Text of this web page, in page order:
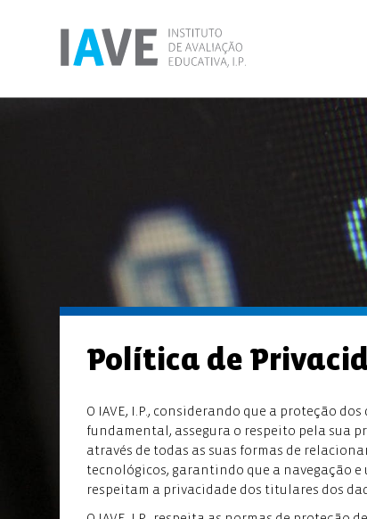
Política de
O IAVE, I.P., considerando que a proteção
fundamental, assegura o respeito pela sua
através de todas as suas formas de
tecnológicos, garantindo que a navegação
respeitam a privacidade dos titulares dos